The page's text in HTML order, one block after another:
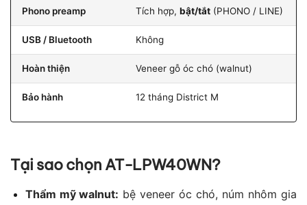
Phono preamp Tích hợp, bật/tắt (PHONO / LINE)
USB / Bluetooth Không
Hoàn thiện Veneer gỗ óc chó (walnut)
Bảo hành 12 tháng District M
Tại sao chọn AT-LPW40WN?
Thẩm mỹ walnut: bệ veneer óc chó, núm nhôm gia